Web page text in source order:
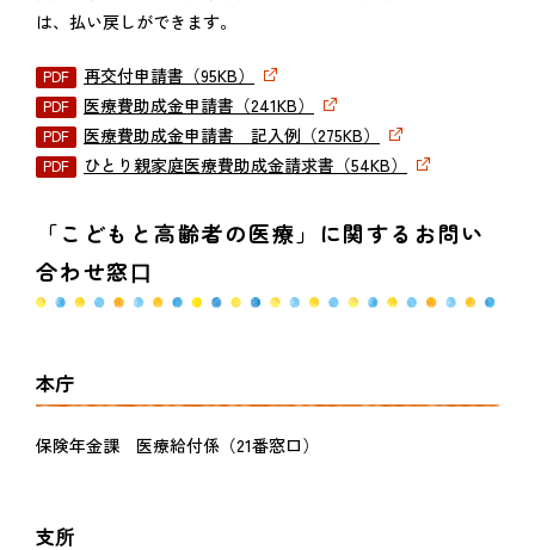
は、払い戻しができます。
再交付申請書（95KB）
医療費助成金申請書（241KB）
医療費助成金申請書 記入例（275KB）
ひとり親家庭医療費助成金請求書（54KB）
「こどもと高齢者の医療」に関するお問い
合わせ窓口
本庁
保険年金課 医療給付係（21番窓口）
支所